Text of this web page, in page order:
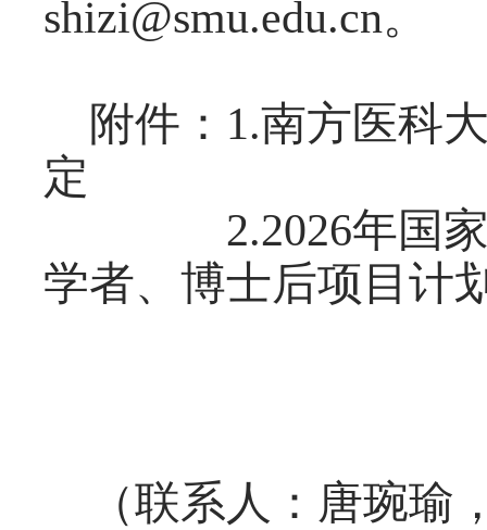
shizi@smu.edu.cn。
附件：1.南方医科
定
2.2026年国家
学者、博士后项目计
（联系人：唐琬瑜